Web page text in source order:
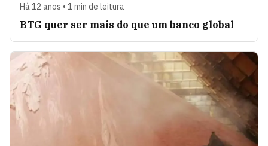
Há 12 anos • 1 min de leitura
BTG quer ser mais do que um banco global